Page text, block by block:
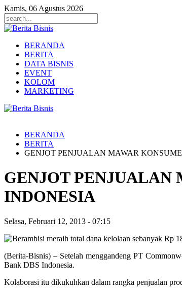
Kamis, 06 Agustus 2026
BERANDA
BERITA
DATA BISNIS
EVENT
KOLOM
MARKETING
BERANDA
BERITA
GENJOT PENJUALAN MAWAR
GENJOT PENJUALAN
INDONESIA
Selasa, Februari 12, 2013 - 07:15
(Berita-Bisnis) – Setelah menggandeng PT
Bank DBS Indonesia.
Kolaborasi itu dikukuhkan dalam rangka penjualan